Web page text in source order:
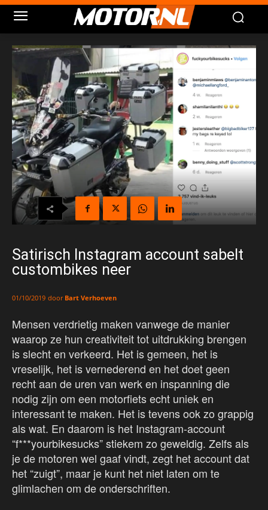
Satirisch Instagram account sabelt
custombikes neer
01/10/2019 door Bart Verhoeven
Mensen verdrietig maken vanwege de manier
waarop ze hun creativiteit tot uitdrukking brengen
is slecht en verkeerd. Het is gemeen, het is
vreselijk, het is vernederend en het doet geen
recht aan de uren van werk en inspanning die
nodig zijn om een motorfiets echt uniek en
interessant te maken. Het is tevens ook zo grappig
als wat. En daarom is het Instagram-account
“f***yourbikesucks” stiekem zo geweldig. Zelfs als
je de motoren wel gaaf vindt, zegt het account dat
het “zuigt”, maar je kunt het niet laten om te
glimlachen om de onderschriften.